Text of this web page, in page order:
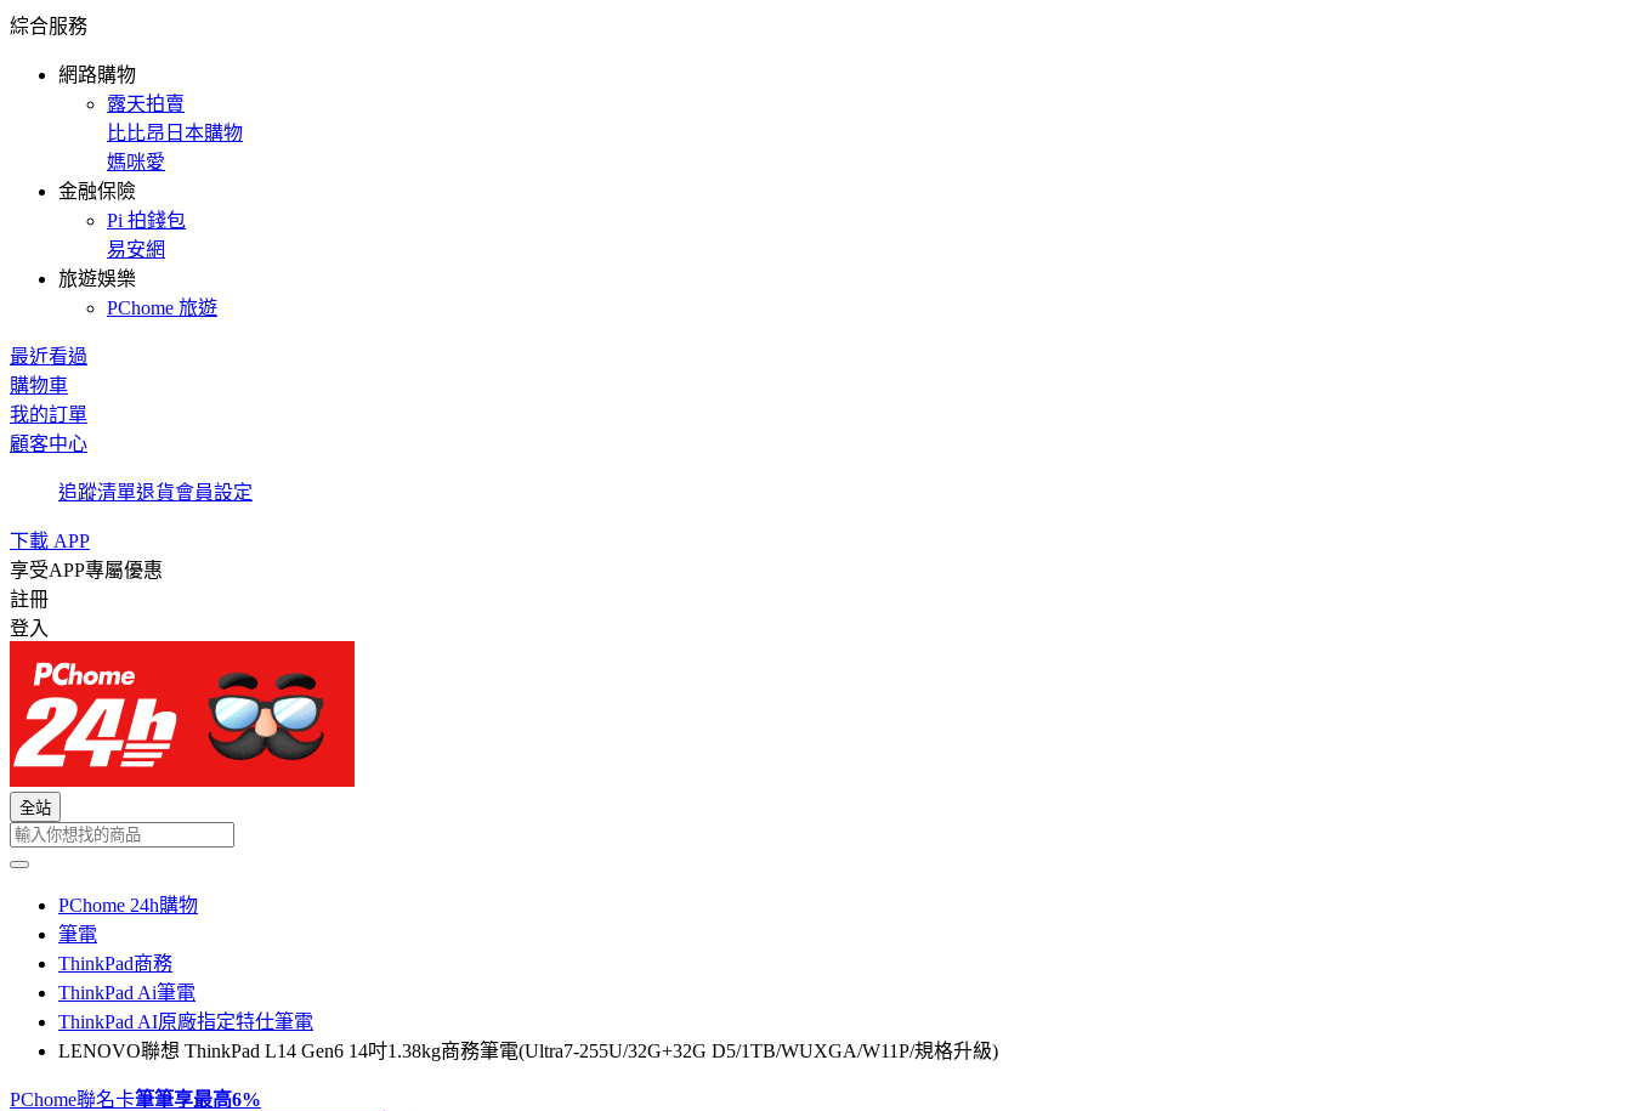
綜合服務
網路購物
露天拍賣
比比昂日本購物
媽咪愛
金融保險
Pi 拍錢包
易安網
旅遊娛樂
PChome 旅遊
最近看過
購物車
我的訂單
顧客中心
追蹤清單退貨會員設定
下載 APP
享受APP專屬優惠
註冊
登入
全站
PChome 24h購物
筆電
ThinkPad商務
ThinkPad Ai筆電
ThinkPad AI原廠指定特仕筆電
LENOVO聯想 ThinkPad L14 Gen6 14吋1.38kg商務筆電(Ultra7-255U/32G+32G D5/1TB/WUXGA/W11P/規格升級)
PChome聯名卡筆筆享最高6%